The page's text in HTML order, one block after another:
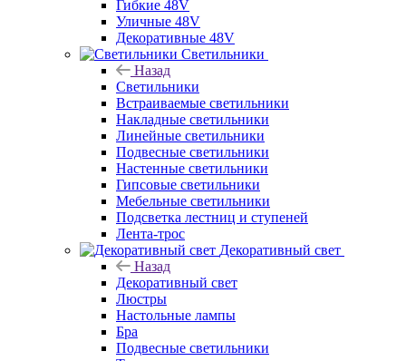
Гибкие 48V
Уличные 48V
Декоративные 48V
Светильники
Назад
Светильники
Встраиваемые светильники
Накладные светильники
Линейные светильники
Подвесные светильники
Настенные светильники
Гипсовые светильники
Мебельные светильники
Подсветка лестниц и ступеней
Лента-трос
Декоративный свет
Назад
Декоративный свет
Люстры
Настольные лампы
Бра
Подвесные светильники